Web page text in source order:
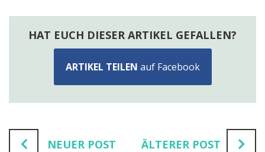
HAT EUCH DIESER ARTIKEL GEFALLEN?
ARTIKEL TEILEN auf Facebook
NEUER POST ÄLTERER POST